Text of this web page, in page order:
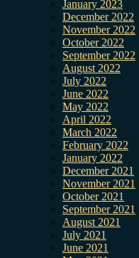
January 2023
December 2022
November 2022
October 2022
September 2022
August 2022
July 2022
June 2022
May 2022
April 2022
March 2022
February 2022
January 2022
December 2021
November 2021
October 2021
September 2021
August 2021
July 2021
June 2021